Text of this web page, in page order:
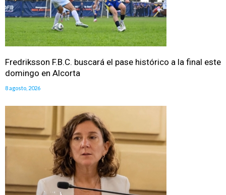
Fredriksson F.B.C. buscará el pase histórico a la final este
domingo en Alcorta
8 agosto, 2026